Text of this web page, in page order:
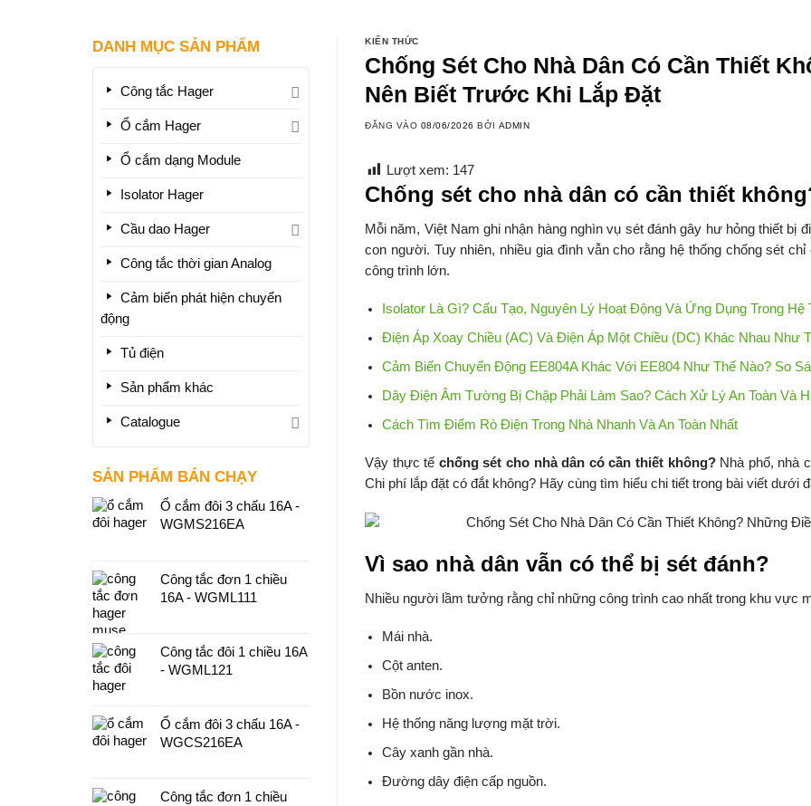
DANH MỤC SẢN PHẨM
Công tắc Hager
Ổ cắm Hager
Ổ cắm dạng Module
Isolator Hager
Cầu dao Hager
Công tắc thời gian Analog
Cảm biến phát hiện chuyển
động
Tủ điện
Sản phẩm khác
Catalogue
SẢN PHẨM BÁN CHẠY
Ổ cắm đôi 3 chấu 16A -
WGMS216EA
Công tắc đơn 1 chiều
16A - WGML111
Công tắc đôi 1 chiều 16A
- WGML121
Ổ cắm đôi 3 chấu 16A -
WGCS216EA
Công tắc đơn 1 chiều
KIẾN THỨC
Chống Sét Cho Nhà Dân Có Cần Thiết
Nên Biết Trước Khi Lắp Đặt
ĐĂNG VÀO 08/06/2026 BỞI ADMIN
Lượt xem: 147
Chống sét cho nhà dân có cần thiết
Mỗi năm, Việt Nam ghi nhận hàng nghìn vụ sét đánh gây hư hỏng thiết bị
con người. Tuy nhiên, nhiều gia đình vẫn cho rằng hệ thống chống sét
công trình lớn.
Isolator Là Gì? Cấu Tạo, Nguyên Lý Hoạt Động Và Ứng Dụng Trong Hệ
Điện Áp Xoay Chiều (AC) Và Điện Áp Một Chiều (DC) Khác Nhau Như
Cảm Biến Chuyển Động EE804A Khác Với EE804 Như Thế Nào? So
Dây Điện Âm Tường Bị Chập Phải Làm Sao? Cách Xử Lý An Toàn Và
Cách Tìm Điểm Rò Điện Trong Nhà Nhanh Và An Toàn Nhất
Vậy thực tế chống sét cho nhà dân có cần thiết không?Nhà phố, nhà
Chi phí lắp đặt có đắt không? Hãy cùng tìm hiểu chi tiết trong bài viết dưới
Vì sao nhà dân vẫn có thể bị sét đánh?
Nhiều người lầm tưởng rằng chỉ những công trình cao nhất trong khu vực
Mái nhà.
Cột anten.
Bồn nước inox.
Hệ thống năng lượng mặt trời.
Cây xanh gần nhà.
Đường dây điện cấp nguồn.